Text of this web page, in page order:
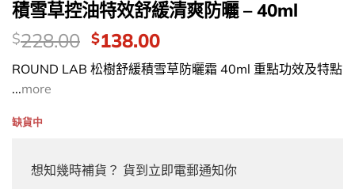
積雪草控油特效舒緩清爽防曬 – 40ml
價
錢：
$228.00 Original
price
was:
$138.00Current
price
is:
ROUND LAB 松樹舒緩積雪草防曬霜 40ml 重點功效及特點
...more
缺貨中
想知幾時補貨？ 貨到立即電郵通知你